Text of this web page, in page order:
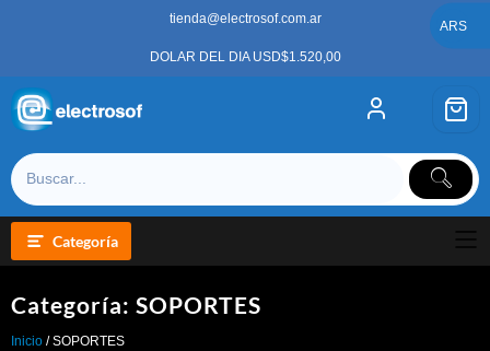
tienda@electrosof.com.ar
DOLAR DEL DIA USD$1.520,00
Categoría
Categoría: SOPORTES
Inicio / SOPORTES
ARS